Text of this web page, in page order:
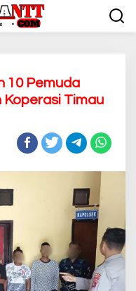
10 Pemuda
Koperasi Timau